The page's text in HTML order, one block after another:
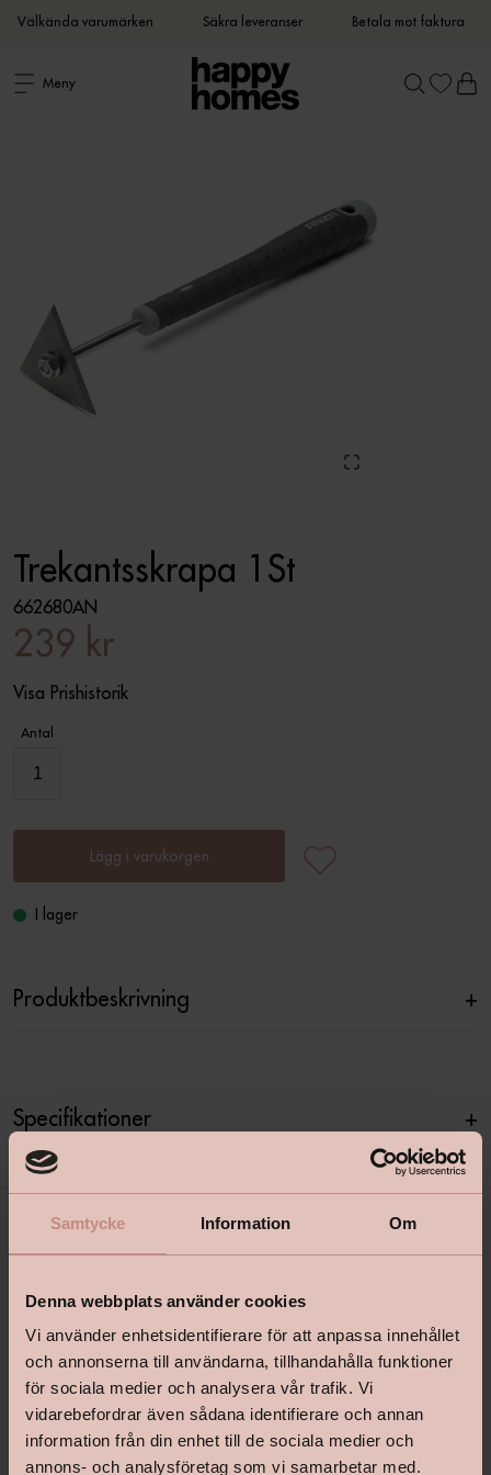
Samtycke Information Om
Denna webbplats använder cookies
Vi använder enhetsidentifierare för att anpassa innehållet
och annonserna till användarna, tillhandahålla funktioner
för sociala medier och analysera vår trafik. Vi
vidarebefordrar även sådana identifierare och annan
information från din enhet till de sociala medier och
annons- och analysföretag som vi samarbetar med.
Välkända varumärken Säkra leveranser Betala mot faktura
Meny
Trekantsskrapa 1St
662680AN
239 kr
Visa Prishistorik
Antal
Lägg i varukorgen
I lager
Produktbeskrivning +
Specifikationer +
shop@happyhomes.se
Vanliga frågor & svar